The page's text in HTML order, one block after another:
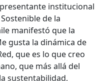
institucional
de la
manifestó que la
gusta la dinámica de
que es lo que creo
que más allá del
sustentabilidad,